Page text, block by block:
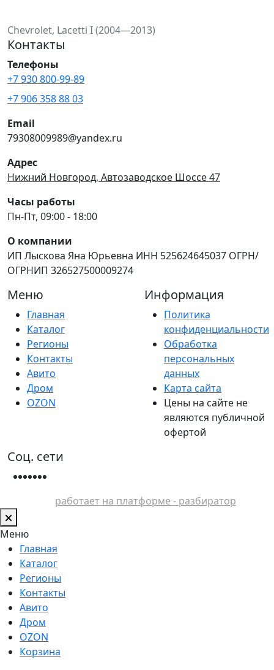
Chevrolet, Lacetti I (2004—2013)
Контакты
Телефоны
+7 930 800-99-89
+7 906 358 88 03
Email
79308009989@yandex.ru
Адрес
Нижний Новгород, Автозаводское Шоссе 47
Часы работы
Пн-Пт, 09:00 - 18:00
О компании
ИП Лыскова Яна Юрьевна ИНН 525624645037 ОГРН/
ОГРНИП 326527500009274
Меню
Главная
Каталог
Регионы
Контакты
Авито
Дром
OZON
Информация
Политика
конфиденциальности
Обработка
персональных
данных
Карта сайта
Цены на сайте не
являются публичной
офертой
Соц. сети
работает на платформе - разбиратор
Меню
Главная
Каталог
Регионы
Контакты
Авито
Дром
OZON
Корзина